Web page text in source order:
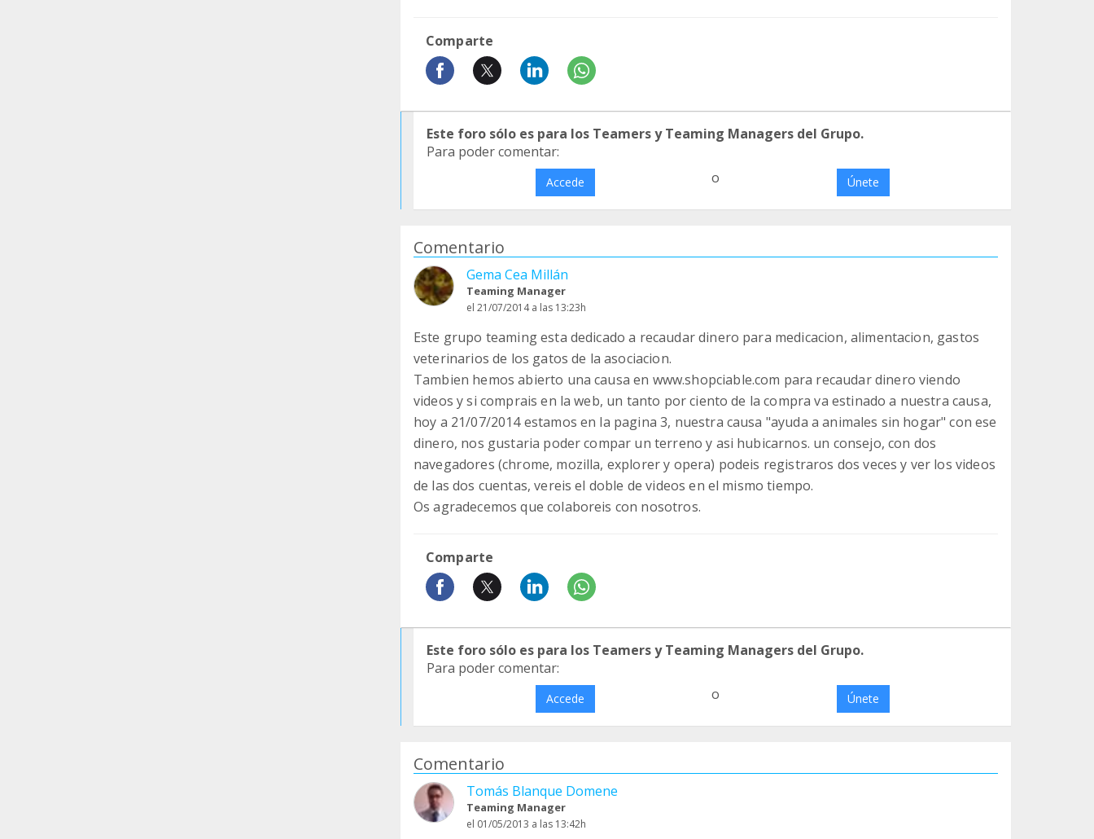
Comparte
Este foro sólo es para los Teamers y Teaming Managers del Grupo.
Para poder comentar:
Accede o Únete
Comentario
Gema Cea Millán
Teaming Manager
el 21/07/2014 a las 13:23h
Este grupo teaming esta dedicado a recaudar dinero para medicacion, alimentacion, gastos
veterinarios de los gatos de la asociacion.
Tambien hemos abierto una causa en www.shopciable.com para recaudar dinero viendo
videos y si comprais en la web, un tanto por ciento de la compra va estinado a nuestra causa,
hoy a 21/07/2014 estamos en la pagina 3, nuestra causa "ayuda a animales sin hogar" con ese
dinero, nos gustaria poder compar un terreno y asi hubicarnos. un consejo, con dos
navegadores (chrome, mozilla, explorer y opera) podeis registraros dos veces y ver los videos
de las dos cuentas, vereis el doble de videos en el mismo tiempo.
Os agradecemos que colaboreis con nosotros.
Comparte
Este foro sólo es para los Teamers y Teaming Managers del Grupo.
Para poder comentar:
Accede o Únete
Comentario
Tomás Blanque Domene
Teaming Manager
el 01/05/2013 a las 13:42h